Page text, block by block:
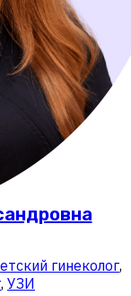
гинеколог,
, УЗИ